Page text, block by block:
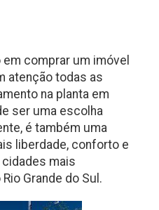
comprar um imóvel
atenção todas as
na planta em
ser uma escolha
é também uma
liberdade, conforto e
mais
Grande do Sul.